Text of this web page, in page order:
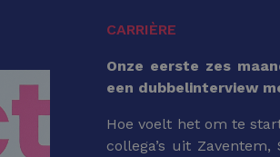
CARRIÈRE
Onze eerste zes
een dubbelinterview
Hoe voelt het om te
collega’s uit